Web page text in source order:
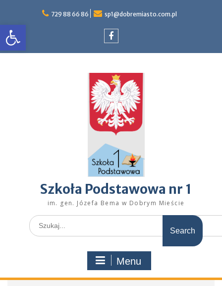
Otwórz pasek narzędzicontent
729 88 66 86 sp1@dobremiasto.com.pl
Szkoła Podstawowa nr 1
im. gen. Józefa Bema w Dobrym Mieście
Search
for:
Menu